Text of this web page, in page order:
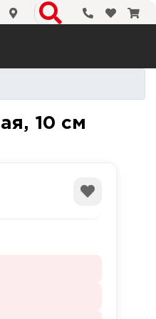
Телефоны
10 см